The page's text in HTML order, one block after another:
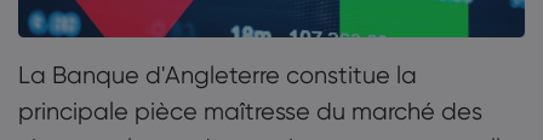
La Banque d'Angleterre constitue la
principale pièce maîtresse du marché des